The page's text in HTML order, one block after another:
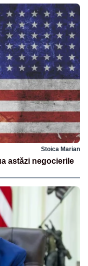
Stoica Marian
astăzi negocierile